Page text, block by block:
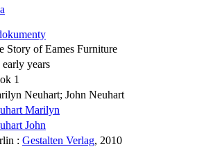
Story of Eames Furniture
early years
1
Neuhart; John Neuhart
Marilyn
John
: Gestalten Verlag, 2010